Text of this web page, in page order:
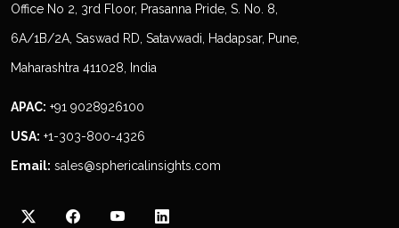
Office No 2, 3rd Floor, Prasanna Pride, S. No. 8,
6A/1B/2A, Saswad RD, Satavwadi, Hadapsar, Pune,
Maharashtra 411028, India
APAC: +91 9028926100
USA: +1-303-800-4326
Email: sales@sphericalinsights.com